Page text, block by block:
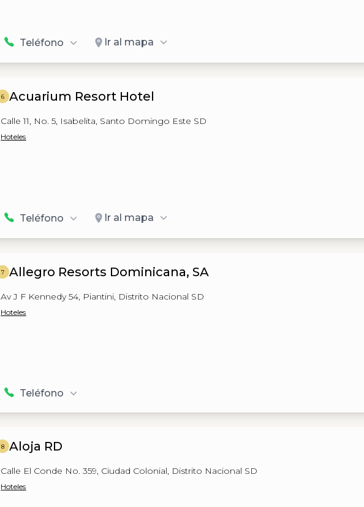
Teléfono Ir al mapa
6 Acuarium Resort Hotel
Calle 11, No. 5, Isabelita, Santo Domingo Este SD
Hoteles
Teléfono Ir al mapa
7 Allegro Resorts Dominicana, SA
Av J F Kennedy 54, Piantini, Distrito Nacional SD
Hoteles
Teléfono
8 Aloja RD
Calle El Conde No. 359, Ciudad Colonial, Distrito Nacional SD
Hoteles